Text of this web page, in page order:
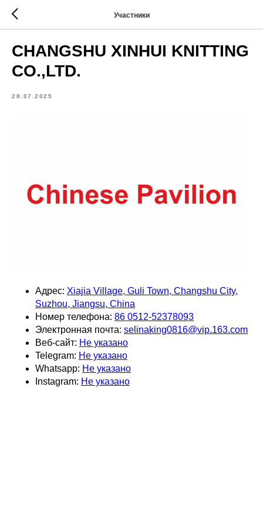
Участники
CHANGSHU XINHUI KNITTING
CO.,LTD.
28.07.2025
Адрес: Xiajia Village, Guli Town, Changshu City,
Suzhou, Jiangsu, China
Номер телефона: 86 0512-52378093
Электронная почта: selinaking0816@vip.163.com
Веб-сайт: Не указано
Telegram: Не указано
Whatsapp: Не указано
Instagram: Не указано